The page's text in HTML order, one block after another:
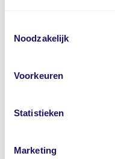
Noodzakelijk
Voorkeuren
Statistieken
Marketing
Geluidsisolerend glas
Hill hold functie